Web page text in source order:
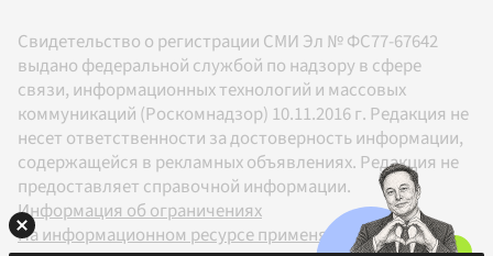
Свидетельство о регистрации СМИ Эл № ФС77-67642
выдано федеральной службой по надзору в сфере
связи, информационных технологий и массовых
коммуникаций (Роскомнадзор) 10.11.2016 г. Редакция не
несет ответственности за достоверность информации,
содержащейся в рекламных объявлениях. Редакция не
предоставляет справочной информации.
Информация об ограничениях
На информационном ресурсе применяются